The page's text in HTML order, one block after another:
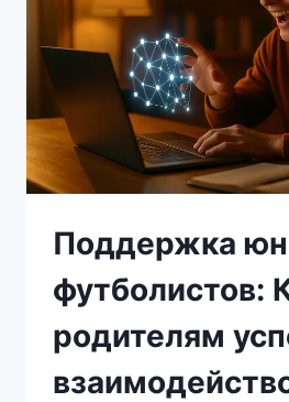
Поддержка
футболистов:
родителям